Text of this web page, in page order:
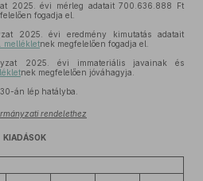
2025. évi mérleg adatait 700.636.888 Ft
fogadja el.
2025. évi eredmény kimutatás adatait
mellékletnek megfelelően fogadja el.
2025. évi immateriális javainak és
nek megfelelően jóváhagyja.
án lép hatályba.
rendelethez
KIADÁSOK